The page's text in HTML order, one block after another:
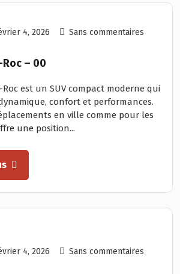
4, 2026 Sans commentaires
– 00
Roc est un SUV compact moderne qui
confort et performances.
en ville comme pour les
une position...
4, 2026 Sans commentaires